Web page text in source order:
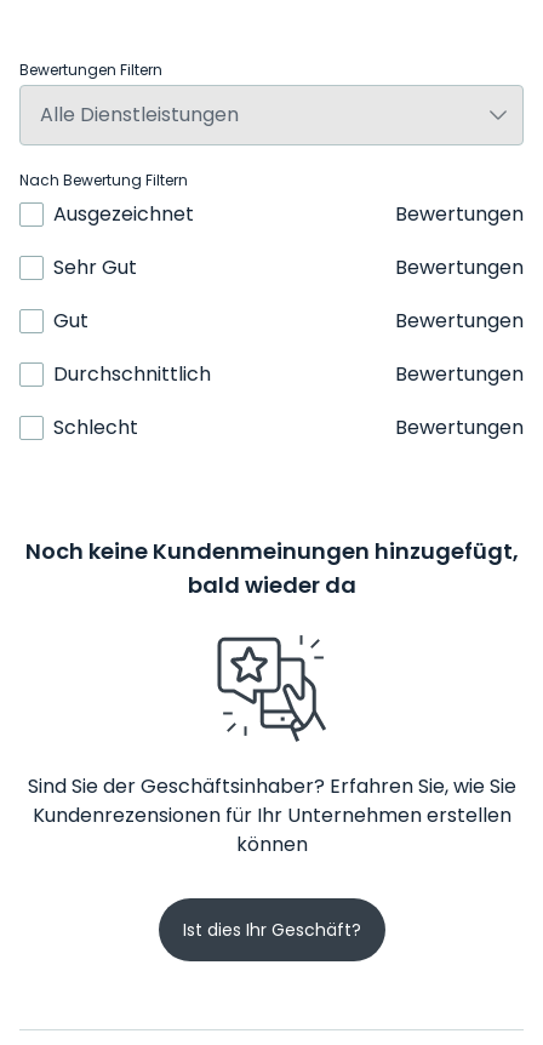
Bewertungen Filtern
Nach Bewertung Filtern
Ausgezeichnet
Bewertungen
Sehr Gut
Bewertungen
Gut
Bewertungen
Durchschnittlich
Bewertungen
Schlecht
Bewertungen
Noch keine Kundenmeinungen hinzugefügt,
bald wieder da
Sind Sie der Geschäftsinhaber? Erfahren Sie, wie Sie
Kundenrezensionen für Ihr Unternehmen erstellen
können
Ist dies Ihr Geschäft?